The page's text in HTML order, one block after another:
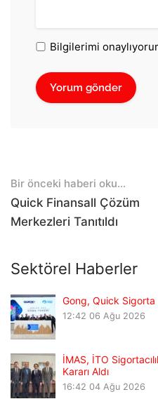
Bilgilerimi
Post
navigation
Bir önceki haberi oku...
Quick Finansall Çözüm
Merkezleri Tanıtıldı
Sektörel Haberler
Gong, Quick Sigorta
12:42 06 Ağu 2026
İMAS, İTO
Kararı Aldı
16:42 04 Ağu 2026